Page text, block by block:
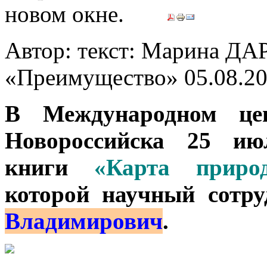
Автор: текст: Марина
«Преимущество»
В Международном
Новороссийска 25
книги «Карта
которой научный
Владимирович.